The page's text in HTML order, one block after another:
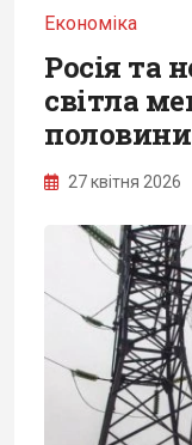
Економіка
Росія та
світла
половини
27 квітня 2026